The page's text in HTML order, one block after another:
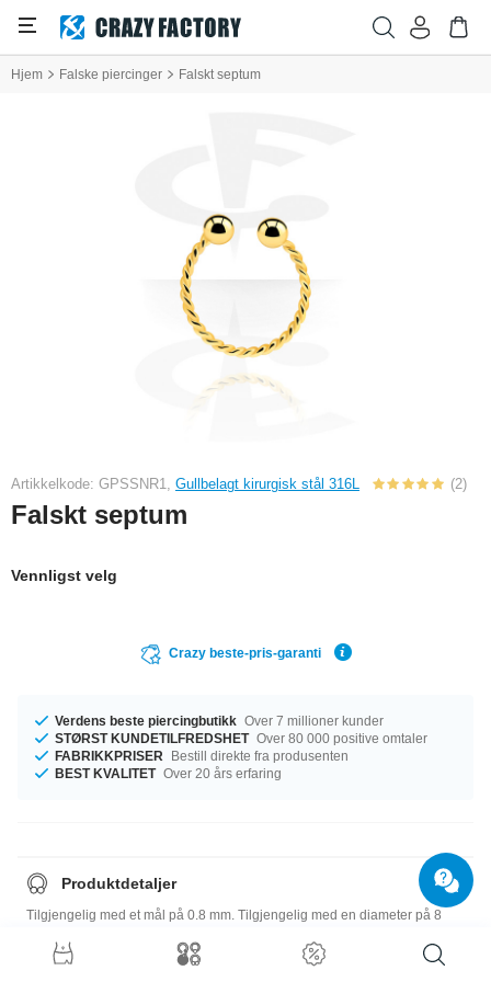
Hjem Falske piercinger Falskt septum
Artikkelkode: GPSSNR1, Gullbelagt kirurgisk stål 316L (2)
Falskt septum
Vennligst velg
Crazy beste-pris-garanti
Verdens beste piercingbutikk Over 7 millioner kunder
STØRST KUNDETILFREDSHET Over 80 000 positive omtaler
FABRIKKPRISER
Bestill direkte fra produsenten
BEST KVALITET Over 20 års erfaring
Produktdetaljer
Tilgjengelig med et mål på 0.8 mm. Tilgjengelig med en diameter på 8
for enhver look!